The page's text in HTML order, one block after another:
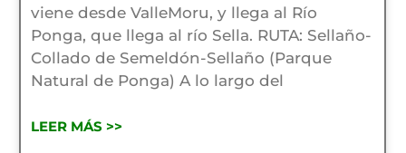
viene desde ValleMoru, y llega al Río
Ponga, que llega al río Sella. RUTA: Sellaño-
Collado de Semeldón-Sellaño (Parque
Natural de Ponga) A lo largo del
LEER MÁS >>